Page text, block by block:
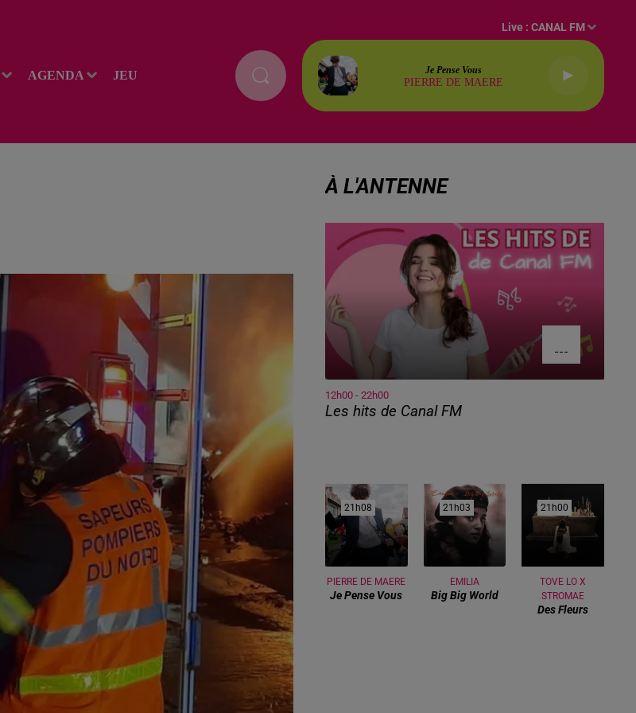
AGENDA JEU
Live :CANAL FM
Je Pense Vous
PIERRE DE MAERE
À L'ANTENNE
8h00 - 12h00
EVA CHEZ VOUS
12h00 - 22h00
Les hits de Canal FM
21h08
21h08
PIERRE DE MAERE
Je Pense Vous
21h03
21h03
EMILIA
Big Big World
21h00
21h00
TOVE LO X
STROMAE
Des Fleurs